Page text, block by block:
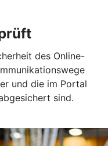
des Online-
und die im Portal
sind.